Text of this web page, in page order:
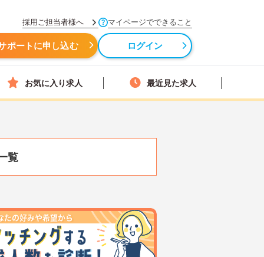
採用ご担当者様へ マイページでできること
ポートに申し込む ログイン
お気に入り求人 最近見た求人
覧